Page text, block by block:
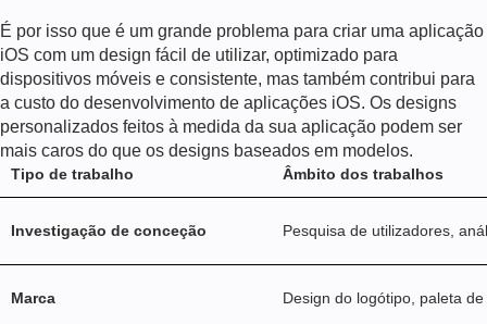
É por isso que é um grande problema para criar uma aplicação
iOS com um design fácil de utilizar, optimizado para
dispositivos móveis e consistente, mas também contribui para
a custo do desenvolvimento de aplicações iOS. Os designs
personalizados feitos à medida da sua aplicação podem ser
mais caros do que os designs baseados em modelos.
Tipo de trabalho Âmbito dos trabalhos
Investigação de conceção Pesquisa de utilizadores,
Marca Design do logótipo, paleta